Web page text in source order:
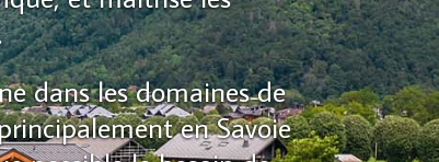
dans les domaines de
en Savoie